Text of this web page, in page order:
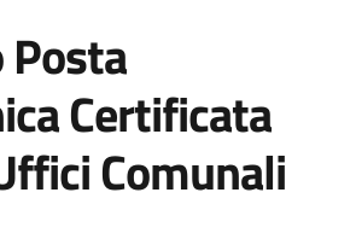
Posta
Certificata
Comunali